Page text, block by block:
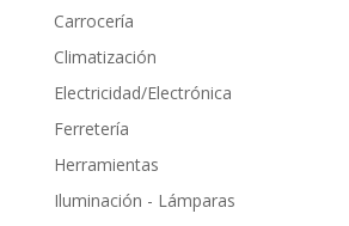
Carrocería
Climatización
Electricidad/Electrónica
Ferretería
Herramientas
Iluminación - Lámparas